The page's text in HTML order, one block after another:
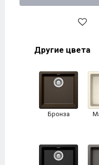
Другие цвета
Бронза